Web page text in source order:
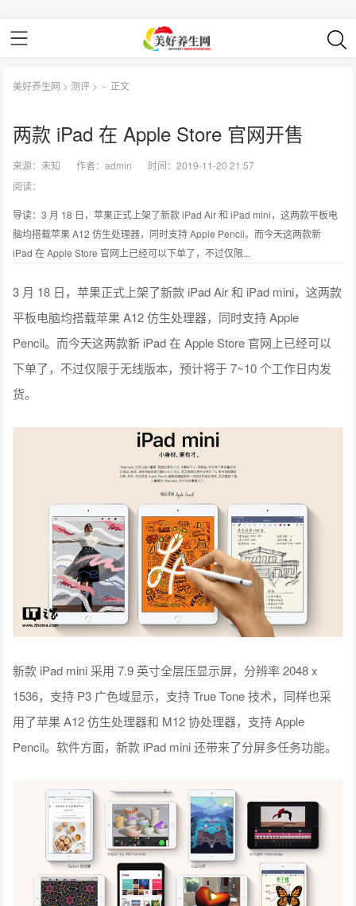
美好养生网 >测评 > - 正文
两款 iPad 在 Apple Store 官网开售
来源：未知 作者：admin
时间：2019-11-20 21:57
阅读：
导读：3 月 18 日，苹果正式上架了新款 iPad Air 和 iPad mini，这两款平板电
脑均搭载苹果 A12 仿生处理器，同时支持 Apple Pencil。而今天这两款新
iPad 在 Apple Store 官网上已经可以下单了，不过仅限...
3 月 18 日，苹果正式上架了新款 iPad Air 和 iPad mini，这两款
平板电脑均搭载苹果 A12 仿生处理器，同时支持 Apple
Pencil。而今天这两款新 iPad 在 Apple Store 官网上已经可以
下单了，不过仅限于无线版本，预计将于 7~10 个工作日内发
货。
新款 iPad mini 采用 7.9 英寸全层压显示屏，分辨率 2048 x
1536，支持 P3 广色域显示，支持 True Tone 技术，同样也采
用了苹果 A12 仿生处理器和 M12 协处理器，支持 Apple
Pencil。软件方面，新款 iPad mini 还带来了分屏多任务功能。